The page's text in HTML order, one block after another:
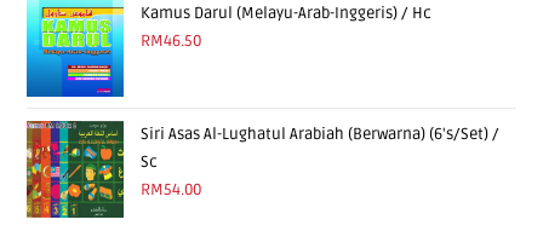
Kamus Darul (Melayu-Arab-Inggeris) / Hc
RM46.50
Siri Asas Al-Lughatul Arabiah (Berwarna) (6's/Set) /
Sc
RM54.00